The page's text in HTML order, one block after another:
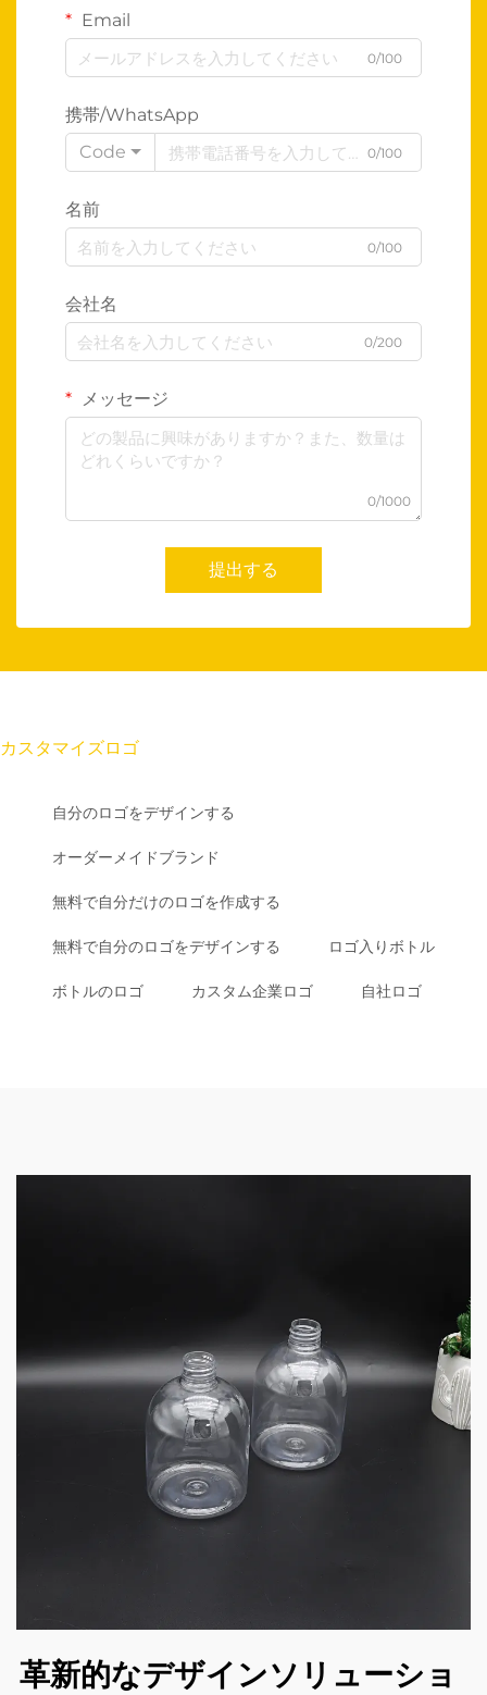
Email
0/100
携帯/WhatsApp
Code
0/100
名前
0/100
会社名
0/200
メッセージ
0/1000
提出する
カスタマイズロゴ
自分のロゴをデザインする
オーダーメイドブランド
無料で自分だけのロゴを作成する
無料で自分のロゴをデザインする ロゴ入りボトル
ボトルのロゴ カスタム企業ロゴ 自社ロゴ
革新的なデザインソリューショ